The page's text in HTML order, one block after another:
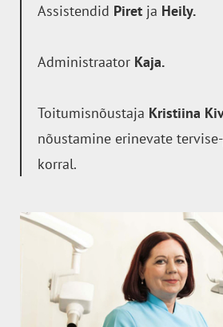
Assistendid Piret ja Heily.
Administraator Kaja.
Toitumisnõustaja Kristiina
nõustamine erinevate
korral.